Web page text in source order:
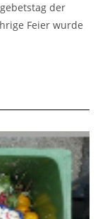
der
Feier wurde